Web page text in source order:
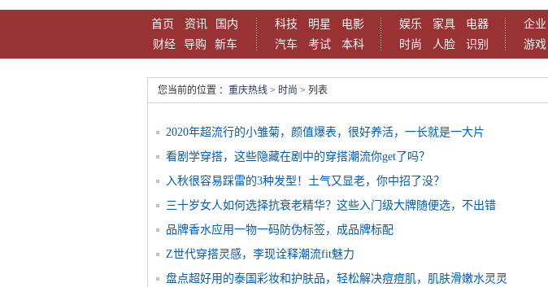
首页 资讯
国内
财经
导购 新车
科技 明星
电影
汽车
考试 本科
娱乐 家具
电器
时尚
人脸 识别
企业
游戏
您当前的位置 ： 重庆热线 > 时尚 > 列表
2020年超流行的小雏菊，颜值爆表，很好养活，一长就是一大片
看剧学穿搭，这些隐藏在剧中的穿搭潮流你get了吗？
入秋很容易踩雷的3种发型！土气又显老，你中招了没？
三十岁女人如何选择抗衰老精华？这些入门级大牌随便选，不出错
品牌香水应用一物一码防伪标签，成品牌标配
Z世代穿搭灵感，李现诠释潮流fit魅力
盘点超好用的泰国彩妆和护肤品，轻松解决痘痘肌，肌肤滑嫩水灵灵